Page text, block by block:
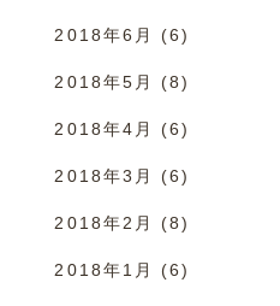
2018年6月 (6)
2018年5月 (8)
2018年4月 (6)
2018年3月 (6)
2018年2月 (8)
2018年1月 (6)